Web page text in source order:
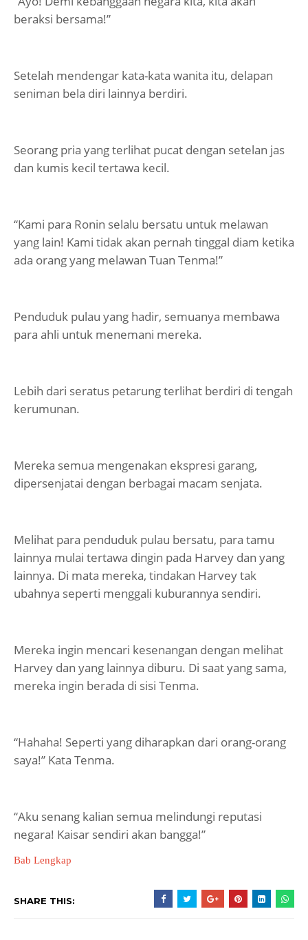
beraksi bersama!”
Setelah mendengar kata-kata wanita itu, delapan
seniman bela diri lainnya berdiri.
Seorang pria yang terlihat pucat dengan setelan jas
dan kumis kecil tertawa kecil.
“Kami para Ronin selalu bersatu untuk melawan
yang lain! Kami tidak akan pernah tinggal diam ketika
ada orang yang melawan Tuan Tenma!”
Penduduk pulau yang hadir, semuanya membawa
para ahli untuk menemani mereka.
Lebih dari seratus petarung terlihat berdiri di tengah
kerumunan.
Mereka semua mengenakan ekspresi garang,
dipersenjatai dengan berbagai macam senjata.
Melihat para penduduk pulau bersatu, para tamu
lainnya mulai tertawa dingin pada Harvey dan yang
lainnya. Di mata mereka, tindakan Harvey tak
ubahnya seperti menggali kuburannya sendiri.
Mereka ingin mencari kesenangan dengan melihat
Harvey dan yang lainnya diburu. Di saat yang sama,
mereka ingin berada di sisi Tenma.
“Hahaha! Seperti yang diharapkan dari orang-orang
saya!” Kata Tenma.
“Aku senang kalian semua melindungi reputasi
negara! Kaisar sendiri akan bangga!”
Bab Lengkap
SHARE THIS: